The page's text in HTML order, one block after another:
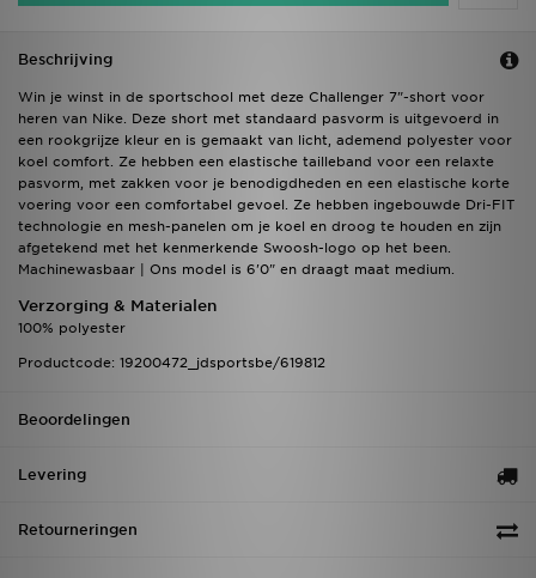
Beschrijving
Win je winst in de sportschool met deze Challenger 7"-short voor
heren van Nike. Deze short met standaard pasvorm is uitgevoerd in
een rookgrijze kleur en is gemaakt van licht, ademend polyester voor
koel comfort. Ze hebben een elastische tailleband voor een relaxte
pasvorm, met zakken voor je benodigdheden en een elastische korte
voering voor een comfortabel gevoel. Ze hebben ingebouwde Dri-FIT
technologie en mesh-panelen om je koel en droog te houden en zijn
afgetekend met het kenmerkende Swoosh-logo op het been.
Machinewasbaar | Ons model is 6'0" en draagt maat medium.
Verzorging & Materialen
100% polyester
Productcode: 19200472_jdsportsbe/619812
Beoordelingen
Levering
Retourneringen